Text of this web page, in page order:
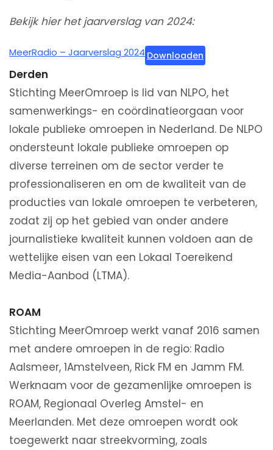
Bekijk hier het jaarverslag van 2024:
MeerRadio – Jaarverslag 2024 Downloaden
Derden
Stichting MeerOmroep is lid van NLPO, het
samenwerkings- en coördinatieorgaan voor
lokale publieke omroepen in Nederland. De NLPO
ondersteunt lokale publieke omroepen op
diverse terreinen om de sector verder te
professionaliseren en om de kwaliteit van de
producties van lokale omroepen te verbeteren,
zodat zij op het gebied van onder andere
journalistieke kwaliteit kunnen voldoen aan de
wettelijke eisen van een Lokaal Toereikend
Media-Aanbod (LTMA).
ROAM
Stichting MeerOmroep werkt vanaf 2016 samen
met andere omroepen in de regio: Radio
Aalsmeer, 1Amstelveen, Rick FM en Jamm FM.
Werknaam voor de gezamenlijke omroepen is
ROAM, Regionaal Overleg Amstel- en
Meerlanden. Met deze omroepen wordt ook
toegewerkt naar streekvorming, zoals